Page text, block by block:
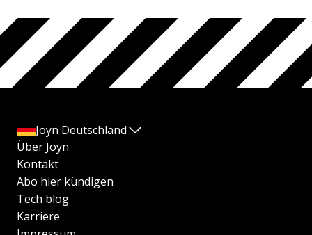
Joyn Deutschland
Über Joyn
Kontakt
Abo hier kündigen
Tech blog
Karriere